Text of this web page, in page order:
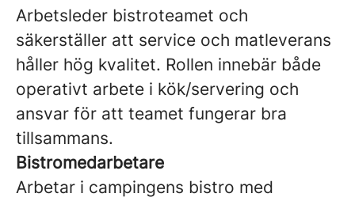
Arbetsleder bistroteamet och
säkerställer att service och matleverans
håller hög kvalitet. Rollen innebär både
operativt arbete i kök/servering och
ansvar för att teamet fungerar bra
tillsammans.
Bistromedarbetare
Arbetar i campingens bistro med